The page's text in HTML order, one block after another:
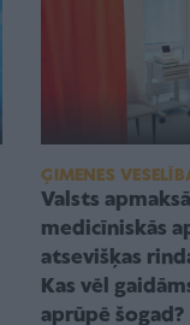
ĢIMENES
Valsts
medicīniskās
atsevišķas
Kas vēl
aprūpē šogad?